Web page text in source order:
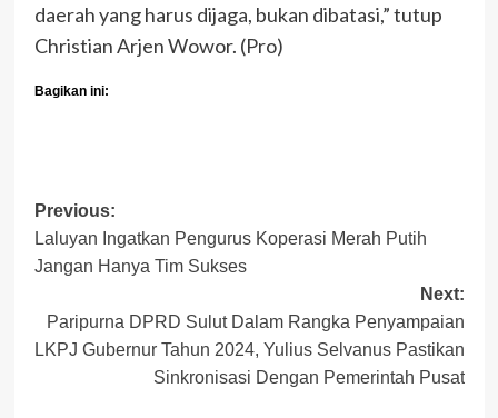
daerah yang harus dijaga, bukan dibatasi,” tutup
Christian Arjen Wowor. (Pro)
Bagikan ini:
Post
navigation
Previous:
Laluyan Ingatkan Pengurus Koperasi Merah Putih
Jangan Hanya Tim Sukses
Next:
Paripurna DPRD Sulut Dalam Rangka Penyampaian
LKPJ Gubernur Tahun 2024, Yulius Selvanus Pastikan
Sinkronisasi Dengan Pemerintah Pusat